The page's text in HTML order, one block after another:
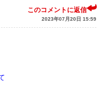
このコメントに返信
2023年07月20日 15:59